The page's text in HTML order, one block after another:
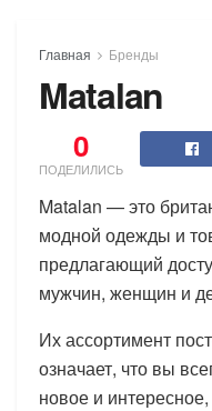
Главная Бренды
Matalan
0
ПОДЕЛИЛИСЬ
Matalan — это
модной одежды и
предлагающий
мужчин, женщин и
Их ассортимент
означает, что вы
новое и